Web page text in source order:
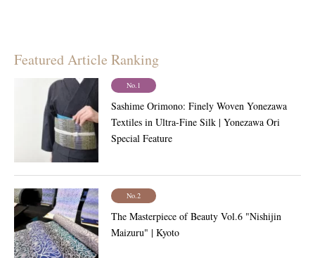
Featured Article Ranking
No.1
Sashime Orimono: Finely Woven Yonezawa
Textiles in Ultra-Fine Silk | Yonezawa Ori
Special Feature
No.2
The Masterpiece of Beauty Vol.6 "Nishijin
Maizuru" | Kyoto